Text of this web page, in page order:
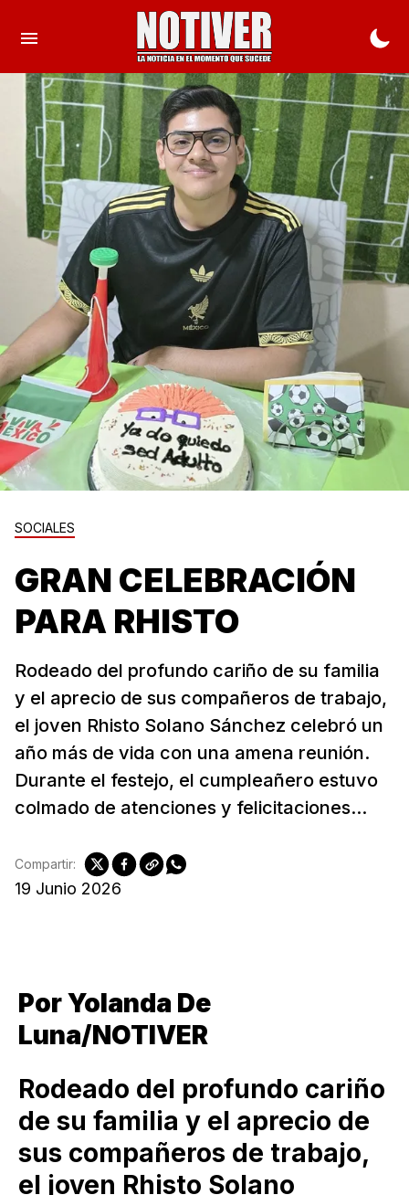
SOCIALES
GRAN CELEBRACIÓN
PARA RHISTO
Rodeado del profundo cariño de su familia
y el aprecio de sus compañeros de trabajo,
el joven Rhisto Solano Sánchez celebró un
año más de vida con una amena reunión.
Durante el festejo, el cumpleañero estuvo
colmado de atenciones y felicitaciones...
19 Junio 2026
Compartir:
Por Yolanda De
Luna/NOTIVER
Rodeado del profundo cariño
de su familia y el aprecio de
sus compañeros de trabajo,
el joven Rhisto Solano